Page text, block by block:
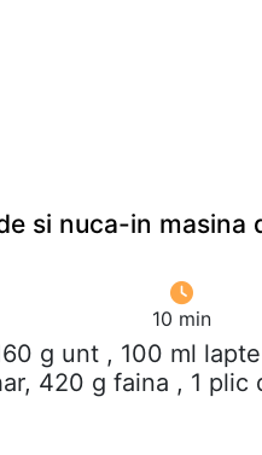
si nuca-in masina
10 min
g unt , 100 ml
420 g faina , 1 plic